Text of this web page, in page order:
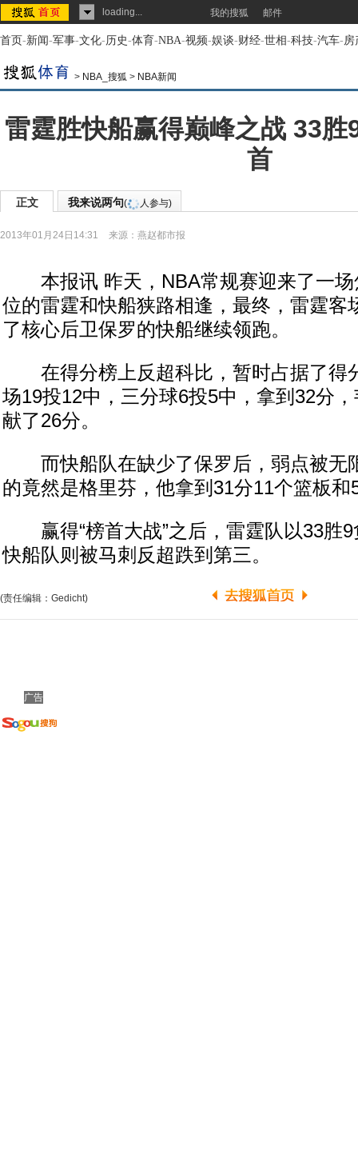
loading... 我的搜狐 邮件
首页-新闻-军事-文化-历史-体育-NBA-视频-娱谈-财经-世相-科技-汽车-房
> NBA_搜狐 > NBA新闻
雷霆胜快船赢得巅峰之战 33胜
首
正文 我来说两句( 人参与)
2013年01月24日14:31 来源： 燕赵都市报
本报讯 昨天，NBA常规赛迎来了一场
位的雷霆和快船狭路相逢，最终，雷霆客
了核心后卫保罗的快船继续领跑。
在得分榜上反超科比，暂时占据了得
场19投12中，三分球6投5中，拿到32分
献了26分。
而快船队在缺少了保罗后，弱点被无
的竟然是格里芬，他拿到31分11个篮板和
赢得“榜首大战”之后，雷霆队以33胜9
快船队则被马刺反超跌到第三。
(责任编辑：Gedicht)
广告